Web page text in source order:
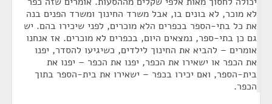
לא מוכר, לא בונים בו, אבל משרד החינוך ומשרד הפנים בנה
את כל בתי-הספר בכפרים הלא מוכרים, לפני שיכירו בהם. יש
גם כן בתי-ספר, נמצאים היום, בכפרים לא מוכרים. אז אנחנו
אומרים – להביא את החינוך לילדים, כשיגיעו להסדר, יפנו
את הכפר או ישאירו את הכפר, יפנו את הכפר – יפנו את
בית-הספר, ואם יכירו בכפר – ישאירו את בית-הספר בתוך
הכפר.